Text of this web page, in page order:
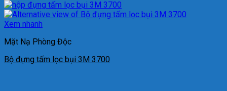
Xem nhanh
Mặt Nạ Phòng Độc
Bộ đựng tấm lọc bụi 3M 3700